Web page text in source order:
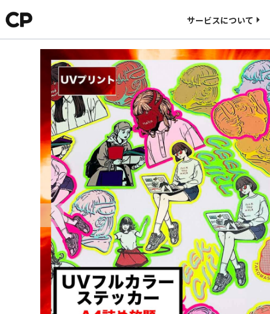
サービスについて
CORNER PRINTINGについて
料金について